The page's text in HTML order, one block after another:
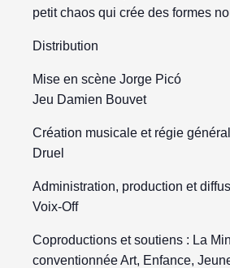
petit chaos qui crée des formes
Distribution
Mise en scène Jorge Picó
Jeu Damien Bouvet
Création musicale et régie
Druel
Administration, production et
Voix-Off
Coproductions et soutiens : La
conventionnée Art, Enfance,